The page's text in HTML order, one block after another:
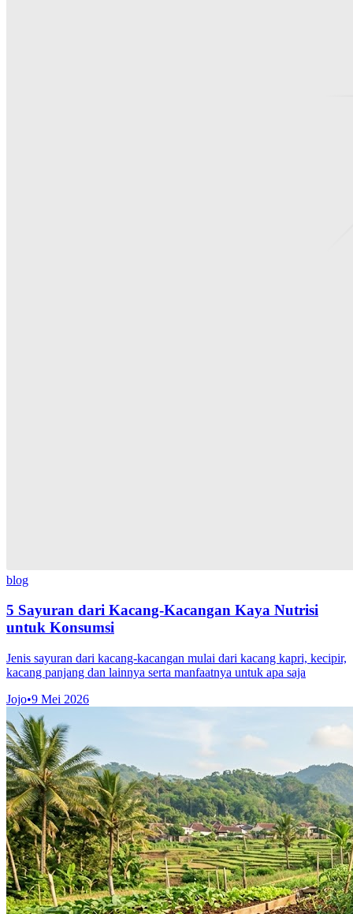
blog
5 Sayuran dari Kacang-Kacangan Kaya Nutrisi
untuk Konsumsi
Jenis sayuran dari kacang-kacangan mulai dari kacang kapri, kecipir,
kacang panjang dan lainnya serta manfaatnya untuk apa saja
Jojo•9 Mei 2026